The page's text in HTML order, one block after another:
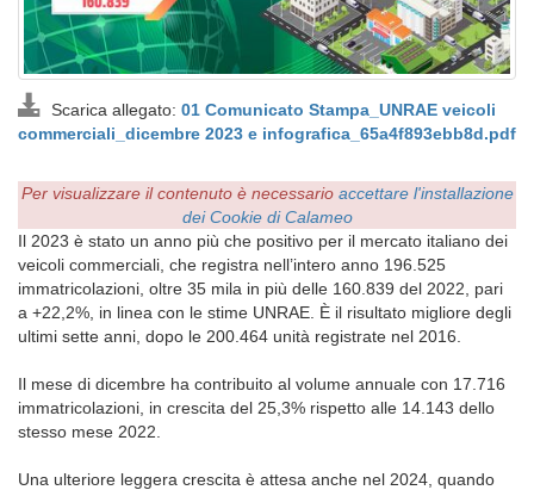
Scarica allegato: 01 Comunicato Stampa_UNRAE veicoli
commerciali_dicembre 2023 e infografica_65a4f893ebb8d.pdf
Per visualizzare il contenuto è necessario accettare l'installazione
dei Cookie di Calameo
Il 2023 è stato un anno più che positivo per il mercato italiano dei
veicoli commerciali, che registra nell’intero anno 196.525
immatricolazioni, oltre 35 mila in più delle 160.839 del 2022, pari
a +22,2%, in linea con le stime UNRAE. È il risultato migliore degli
ultimi sette anni, dopo le 200.464 unità registrate nel 2016.
Il mese di dicembre ha contribuito al volume annuale con 17.716
immatricolazioni, in crescita del 25,3% rispetto alle 14.143 dello
stesso mese 2022.
Una ulteriore leggera crescita è attesa anche nel 2024, quando